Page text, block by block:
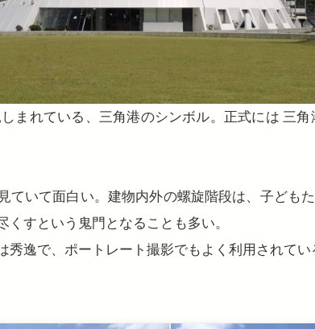
まれている、三角港のシンボル。正式には 三
ていて面白い。建物内外の螺旋階段は、子ども
くすという鬼門となることも多い。
秀逸で、ポートレート撮影でもよく利用されてい